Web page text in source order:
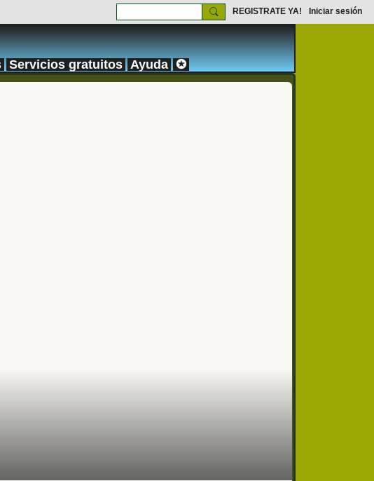
REGISTRATE YA! Iniciar sesión
Servicios gratuitos Ayuda ✪